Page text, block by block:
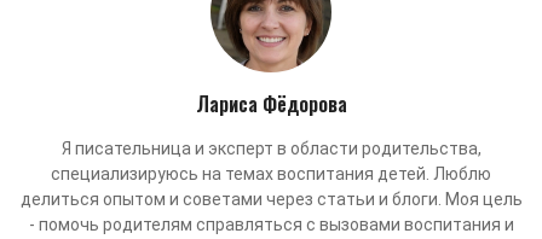
Лариса Фёдорова
Я писательница и эксперт в области родительства,
специализируюсь на темах воспитания детей. Люблю
делиться опытом и советами через статьи и блоги. Моя цель
- помочь родителям справляться с вызовами воспитания и